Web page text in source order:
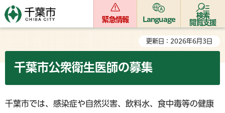
緊急情報 Language
検索
閲覧支援
更新日：2026年6月3日
千葉市公衆衛生医師の募集
千葉市では、感染症や自然災害、飲料水、食中毒等の健康